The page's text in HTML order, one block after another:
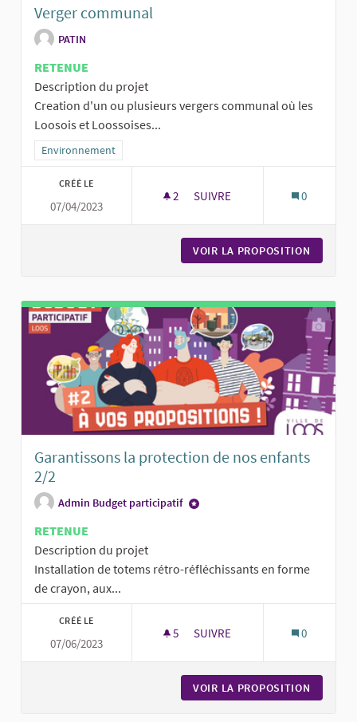
Verger communal
PATIN
RETENUE
Description du projet
Creation d'un ou plusieurs vergers communal où les
Loosois et Loossoises...
Filtrer les résultats de la catégorie : Environnement
Environnement
CRÉÉ LE
07/04/2023
2 2 ABONNÉS
SUIVRE 0
VOIR LA PROPOSITION
Garantissons la protection de nos enfants
2/2
Admin Budget participatif
RETENUE
Description du projet
Installation de totems rétro-réfléchissants en forme
de crayon, aux...
CRÉÉ LE
07/06/2023
5 5 ABONNÉS
SUIVRE 0
VOIR LA PROPOSITION